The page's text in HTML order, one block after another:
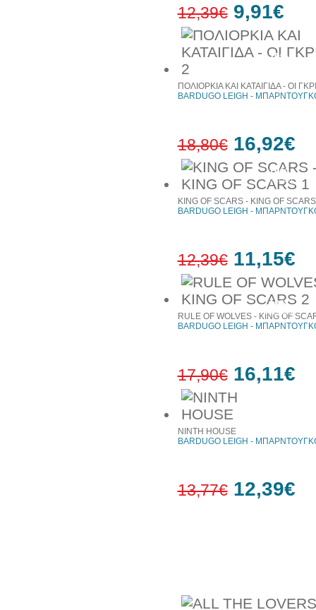
20%
12,39€ 9,91€
10%
έκπτωση
ΠΟΛΙΟΡΚΙΑ ΚΑΙ ΚΑΤΑΙΓΙΔΑ - ΟΙ
BARDUGO LEIGH -
18,80€ 16,92€
10%
έκπτωση
KING OF SCARS - KING OF
BARDUGO LEIGH -
12,39€ 11,15€
RULE OF WOLVES - KING OF
BARDUGO LEIGH -
17,90€ 16,11€
NINTH HOUSE
BARDUGO LEIGH -
13,77€ 12,39€